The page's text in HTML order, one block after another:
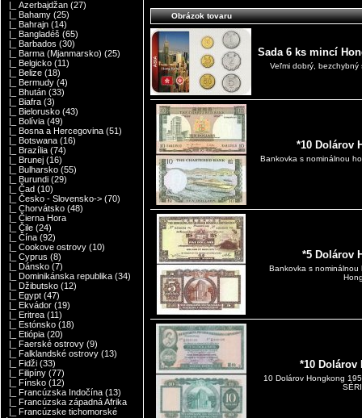
|_ Azerbajdžan (27)
|_ Bahamy (25)
|_ Bahrajn (14)
|_ Bangladéš (65)
|_ Barbados (30)
|_ Barma (Mjanmarsko) (25)
|_ Belgicko (11)
|_ Belize (18)
|_ Bermudy (4)
|_ Bhután (33)
|_ Biafra (3)
|_ Bielorusko (43)
|_ Bolívia (49)
|_ Bosna a Hercegovina (51)
|_ Botswana (16)
|_ Brazília (74)
|_ Brunej (16)
|_ Bulharsko (55)
|_ Burundi (29)
|_ Čad (10)
|_ Česko - Slovensko-> (70)
|_ Chorvátsko (48)
|_ Čierna Hora
|_ Čile (24)
|_ Čína (92)
|_ Cookove ostrovy (10)
|_ Cyprus (8)
|_ Dánsko (7)
|_ Dominikánska republika (34)
|_ Džibutsko (12)
|_ Egypt (47)
|_ Ekvádor (19)
|_ Eritrea (11)
|_ Estónsko (18)
|_ Etiópia (20)
|_ Faerské ostrovy (9)
|_ Falklandské ostrovy (13)
|_ Fidži (33)
|_ Filipíny (77)
|_ Fínsko (12)
|_ Francúzska Indočína (13)
|_ Francúzska západná Afrika
|_ Francúzske tichomorské
Obrázok tovaru
Sada 6 ks mincí
Veľmi dobrý,
*10 Dolárov
Bankovka s nominálnou
*5 Dolárov
Bankovka s
*10 Dolárov
10 Dolárov Hongkong